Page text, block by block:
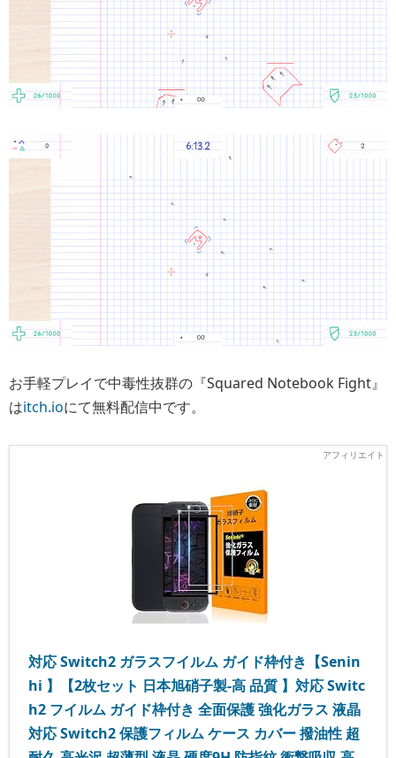
お手軽プレイで中毒性抜群の『Squared Notebook Fight』
はitch.ioにて無料配信中です。
対応 Switch2 ガラスフイルム ガイド枠付き【Senin
hi 】【2枚セット 日本旭硝子製-高 品質 】対応 Switc
h2 フイルム ガイド枠付き 全面保護 強化ガラス 液晶
対応 Switch2 保護フィルム ケース カバー 撥油性 超